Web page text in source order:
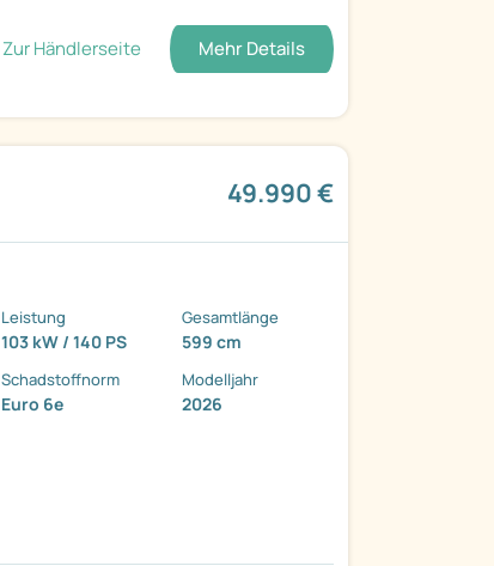
Zur Händlerseite Mehr Details
49.990 €
Leistung
103 kW / 140 PS
Gesamtlänge
599 cm
Schadstoffnorm
Euro 6e
Modelljahr
2026